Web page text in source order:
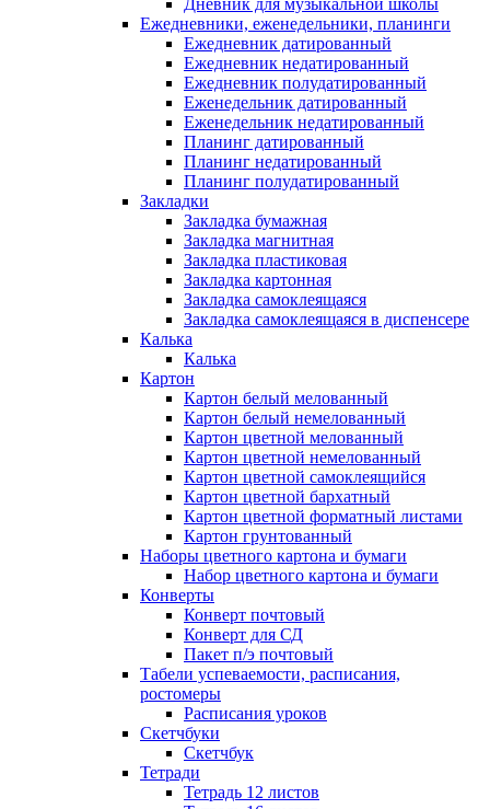
Дневник для музыкальной школы
Ежедневники, еженедельники, планинги
Ежедневник датированный
Ежедневник недатированный
Ежедневник полудатированный
Еженедельник датированный
Еженедельник недатированный
Планинг датированный
Планинг недатированный
Планинг полудатированный
Закладки
Закладка бумажная
Закладка магнитная
Закладка пластиковая
Закладка картонная
Закладка самоклеящаяся
Закладка самоклеящаяся в диспенсере
Калька
Калька
Картон
Картон белый мелованный
Картон белый немелованный
Картон цветной мелованный
Картон цветной немелованный
Картон цветной самоклеящийся
Картон цветной бархатный
Картон цветной форматный листами
Картон грунтованный
Наборы цветного картона и бумаги
Набор цветного картона и бумаги
Конверты
Конверт почтовый
Конверт для СД
Пакет п/э почтовый
Табели успеваемости, расписания,
ростомеры
Расписания уроков
Скетчбуки
Скетчбук
Тетради
Тетрадь 12 листов